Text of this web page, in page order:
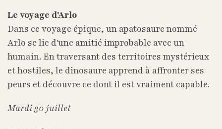
Le voyage d'Arlo
Dans ce voyage épique, un apatosaure nommé
Arlo se lie d'une amitié improbable avec un
humain. En traversant des territoires mystérieux
et hostiles, le dinosaure apprend à affronter ses
peurs et découvre ce dont il est vraiment capable.
Mardi 30 juillet